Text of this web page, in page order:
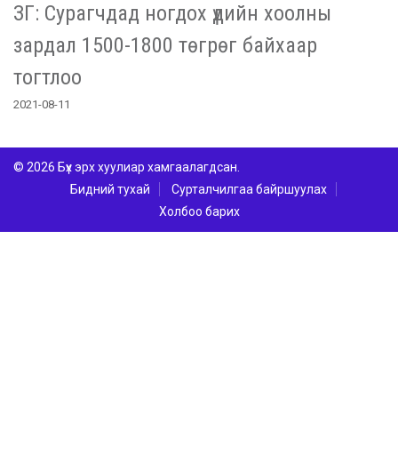
ЗГ: Сурагчдад ногдох үдийн хоолны
зардал 1500-1800 төгрөг байхаар
тогтлоо
2021-08-11
© 2026 Бүх эрх хуулиар хамгаалагдсан.
Бидний тухай
Сурталчилгаа байршуулах
Холбоо барих